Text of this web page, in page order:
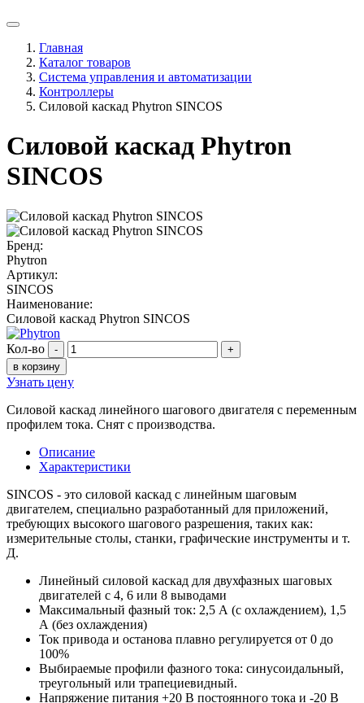
Главная
Каталог товаров
Система управления и автоматизации
Контроллеры
Силовой каскад Phytron SINCOS
Силовой каскад Phytron
SINCOS
Бренд:
Phytron
Артикул:
SINCOS
Наименование:
Силовой каскад Phytron SINCOS
Кол-во -
+
в корзину
Узнать цену
Силовой каскад линейного шагового двигателя с переменным
профилем тока. Снят с производства.
Описание
Характеристики
SINCOS - это силовой каскад с линейным шаговым
двигателем, специально разработанный для приложений,
требующих высокого шагового разрешения, таких как:
измерительные столы, станки, графические инструменты и т.
Д.
Линейный силовой каскад для двухфазных шаговых
двигателей с 4, 6 или 8 выводами
Максимальный фазный ток: 2,5 А (с охлаждением), 1,5
А (без охлаждения)
Ток привода и останова плавно регулируется от 0 до
100%
Выбираемые профили фазного тока: синусоидальный,
треугольный или трапециевидный.
Напряжение питания +20 В постоянного тока и -20 В